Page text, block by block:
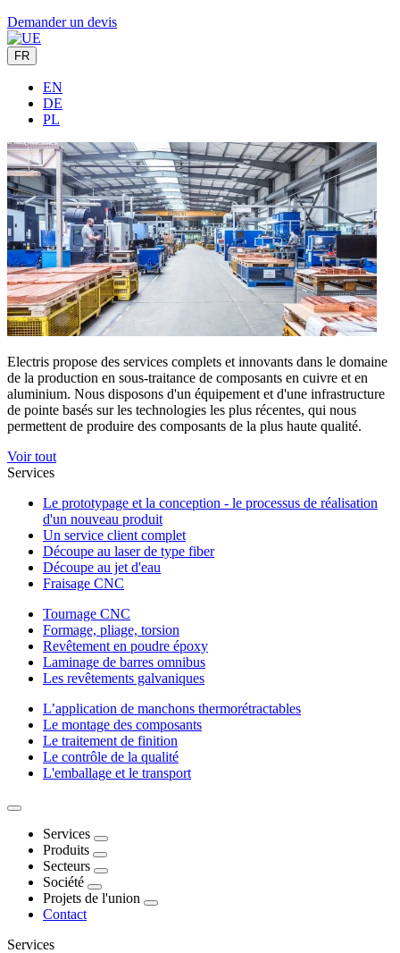
Demander un devis
FR
EN
DE
PL
Electris propose des services complets et innovants dans le domaine
de la production en sous-traitance de composants en cuivre et en
aluminium. Nous disposons d'un équipement et d'une infrastructure
de pointe basés sur les technologies les plus récentes, qui nous
permettent de produire des composants de la plus haute qualité.
Voir tout
Services
Le prototypage et la conception - le processus de réalisation
d'un nouveau produit
Un service client complet
Découpe au laser de type fiber
Découpe au jet d'eau
Fraisage CNC
Tournage CNC
Formage, pliage, torsion
Revêtement en poudre époxy
Laminage de barres omnibus
Les revêtements galvaniques
L’application de manchons thermorétractables
Le montage des composants
Le traitement de finition
Le contrôle de la qualité
L'emballage et le transport
Services
Produits
Secteurs
Société
Projets de l'union
Contact
Services